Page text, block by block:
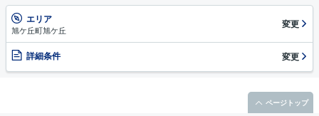
エリア
旭ケ丘町旭ケ丘
変更
詳細条件 変更
ページトップ